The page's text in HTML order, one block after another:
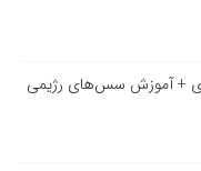
+ آموزش سس‌های رژیمی